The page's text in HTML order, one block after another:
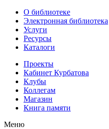
О библиотеке
Электронная библиотека
Услуги
Ресурсы
Каталоги
Проекты
Кабинет Курбатова
Клубы
Коллегам
Магазин
Книга памяти
Меню